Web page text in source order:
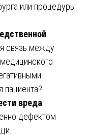
или процедуры
связь между
пациента?
вреда
дефектом